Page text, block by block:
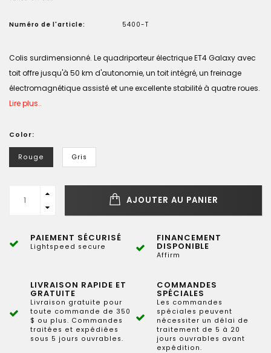
Numéro de l'article: 5400-T
Colis surdimensionné. Le quadriporteur électrique ET4 Galaxy avec
toit offre jusqu'à 50 km d'autonomie, un toit intégré, un freinage
électromagnétique assisté et une excellente stabilité à quatre roues.
Lire plus..
Color:
Rouge Gris
AJOUTER AU PANIER
PAIEMENT SÉCURISÉ
Lightspeed secure
FINANCEMENT
DISPONIBLE
Affirm
LIVRAISON RAPIDE ET
GRATUITE
Livraison gratuite pour
toute commande de 350
$ ou plus. Commandes
traitées et expédiées
sous 5 jours ouvrables.
COMMANDES
SPÉCIALES
Les commandes
spéciales peuvent
nécessiter un délai de
traitement de 5 à 20
jours ouvrables avant
expédition.